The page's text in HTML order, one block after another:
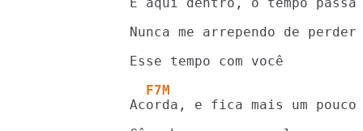
E aqui dentro, o tempo
Nunca me arrependo de perder
Esse tempo com você
  F7M
Acorda, e fica mais um pouco